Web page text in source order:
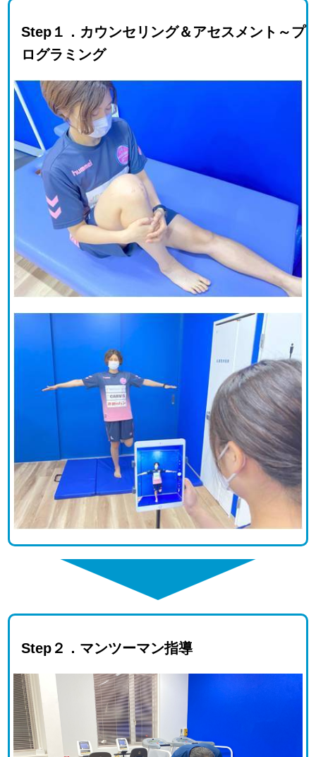
Step１．カウンセリング＆アセスメント～プ
ログラミング
Step２．マンツーマン指導